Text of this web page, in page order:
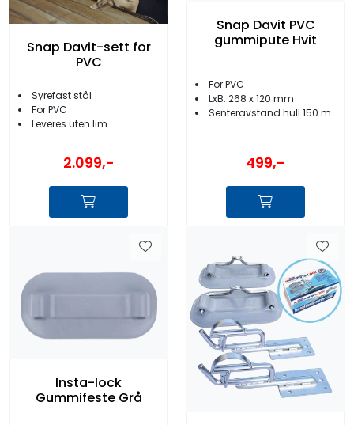
Snap Davit-sett for
PVC
Syrefast stål
For PVC
Leveres uten lim
2.099,-
Snap Davit PVC
gummipute Hvit
For PVC
LxB: 268 x 120 mm
Senteravstand hull 150 mm
499,-
Insta-lock
Gummifeste Grå